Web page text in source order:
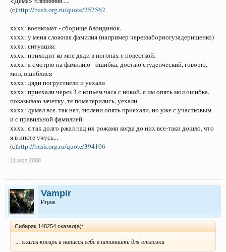
(с)http://bash.org.ru/quote/252562
xxxx: военкомат - сборище блондинок.
xxxx: у меня сложная фамилия (например череззаборногузадерищенко)
xxxx: ситуация:
xxxx: приходит ко мне дяди в погонах с повесткой.
xxxx: я смотрю на фамилию - ошибка, достаю студенческий, говорю,
мол, ошиблися
xxxx: дяди погрустнели и уехали
xxxx: приехали через 3 с копьем часа с новой, я им опять мол ошибка,
показываю зачетку, те поматерились, уехали
xxxx: думал все. так нет, тюлени опять приехали, но уже с участковым
и с правильной фамилией.
xxxx: я так долго ржал над их рожами когда до них все-таки дошло, что
я в инсте учусь...
(с)http://bash.org.ru/quote/394106
11 июл 2008
Vampir
Игрок
Сибиряк;148254 сказал(а):
... сказал косарь и написал себе в штанишки для отмазки